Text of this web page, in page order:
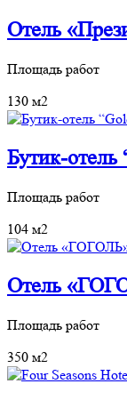
Отель
Площадь работ
130 м2
Бутик-отель
Площадь работ
104 м2
Отель
Площадь работ
350 м2